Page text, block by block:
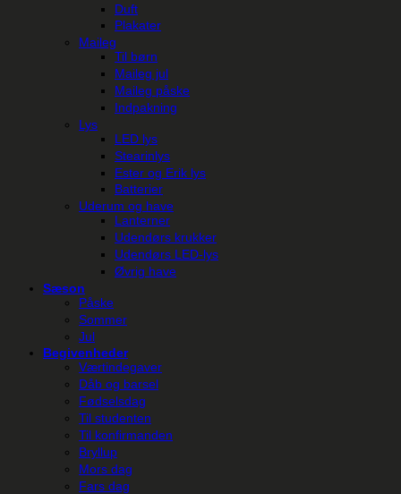
Duft
Plakater
Maileg
Til børn
Maileg jul
Maileg påske
Indpakning
Lys
LED lys
Stearinlys
Ester og Erik lys
Batterier
Uderum og have
Lanterner
Udendørs krukker
Udendørs LED-lys
Øvrig have
Sæson
Påske
Sommer
Jul
Begivenheder
Værtindegaver
Dåb og barsel
Fødselsdag
Til studenten
Til konfirmanden
Bryllup
Mors dag
Fars dag